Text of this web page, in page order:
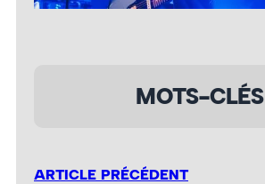
MOTS-CLÉS
ARTICLE PRÉCÉDENT